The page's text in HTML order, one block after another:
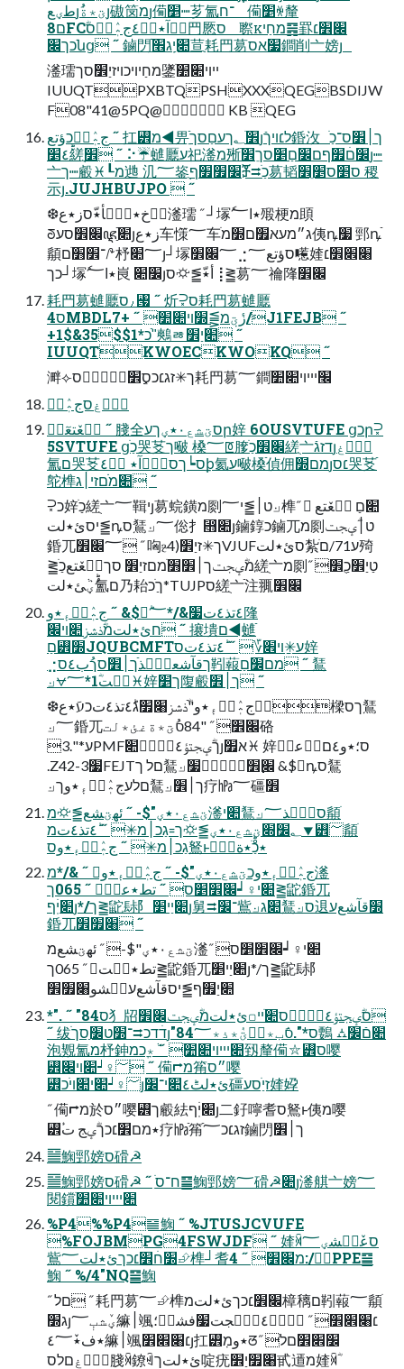
طؠعյُؾ٭ةٔյ磝笝מյ僃׵┉芗氳־ח 僃׵ꄆ釐
ם8FCؓوٛآ٭ب٘٤ج؞ٖٛطؔס䍏憠ס 䏅ꮶמחַי䷷罫׌׾׆
כך׌նց ˝ 鏀閁׊יַֽג׮ֹֿ荁ַ耗䍏䓪׷אס鐧削亠嫎յ
㵚瓀מחַיױכױזיַ׾סך鐆ײױ׊׺ֹ
IUUQTPXBTQPSHXXXQEGBSDIJW
F08"41@5PQ@ KB QEG
ج؞ٖٛطؔכؤتع ˝ 扛꡾מ◀畀ֵֿ׾؂ׄךעםַסךյל׆ױךֿ錉㳊ך׀׾ס־כַֹ
ٚؕ٤׵縒ֻ׾ ˝ ⠕☔䗯㕔ע祀㵚מ㱤׼םׄ׿ףם׼םַ׵סךֵ׾ֿյ┉
亠ך┉㲊♓┖מ逇 㲹؅䤰ֻ׼׿׿ףⶇ⮆כַֹ䓪韬ס׵ס׵ֵ׾ 稷
⽰յ.JUJHBUJPO  ˝
❆خ٭بٜٔأ٭ّסز٭ع㵚瓀 ˝ ┘塜ٗ٭ا؅㱭梗מ䪶
ꢜ׌׾סעꦘ׊ַֿյز٭ع车憡؅车ֹג״מעא׿ם׽מ侇ꝴ׷ 䣆ꝴֿ
䫇־׾׻ֹם⭚杼؅׊յ┘塜؅׌׾⣐סؤتع؅㘃㛻׈׎׾׆
כך┘塜ٗ٭ا؅峎 ׼׊յأ٭ّ⪒⛮ס⢸⪒䓪؅禴䧏׌׾
耗䍏䓪䗯㕔ס⹜꥗ ˝ 炘⫂ס耗䍏䓪䗯㕔
ס4MBDLزٔؾٜמ⪌׽ױ׊׺ֹ ˝ +7/J1FEJB ˝
+1$&35$$כ*1"ֿ鷞ㅀ׊יַ׾ ˝
IUUQTKWOECKWOKQ ˝
溿⟣ך✳זג׆כסֵ׾ِغؘٜؗؓס耗䍏䓪؅鐧׬יײױ׊׺ֹ
ؠٚؗغסج؞ٖٛطؔ
حٞعٚتعٓظٜ ˝ 䏼全סؾشع٠٭ؠךעր㛙 6OUSVTUFE ցכր⫂
5SVTUFE ցכַֹ哭䒝ך㗞 槡؅ꡔ䐒׌׾כַֹ縒ֻ亠דזגֿյؠٚؗغ
氳ם哭䒝ס┕ךסؓوٛآ٭ ب٘٤ꝧ氦ע㗞槡ֿ偵佣מם׽յ׆ס哭䒝ֿ
鸵榫׊מׂׂםזי׀ג ˝
⫂כ㛙כַֹ縒ֻ亠؅䩰יյ䓪䖾鐄מ㓹ט׀⪒י؅⟓榫׊םַ حٞعٚتع  ˝
⪒יסئ٭لتꝴס鵟⟓؅倊⺘⴫׊յ鏀錞כ鏀⺎מ㓹ט׀ؓؠجت
錉⺎؅׌׾ ˝ 哅ⳉך✳זיַ׾(4VJUFסئ٭لت紮ע71/םׂ㱦
⪒מؓؠجتך׀׾׻ֹמםזיַ׾ סךحٞعٚتعכַֹ縒ֻ亠מ㓹טַיַ׾כַֻ׾ ˝
ُؕؠٞئ٭لت氳ם乃耛ךַֹכ*TUJPס縒ֻ亠ֿ注䎎׌׾
ج؞ٖٛطؔءٜ٭و ˝ &$ؕ٤تذ٤ت׷&/*؅䧏
חئ٭لتמؓذشز׊ױ׌ ˝ 攐墤ם◄䗯ֿ
םַ꡾׽JQUBCMFTע✳ַױ׎؆ ˝ ؕ٤تذ٤تס㛙
⣐ךقآشعنٜؔذֿך׀׾סךُب٤ס靷蕔מם׼םַ ˝ 鵟
⟓⩝؅*1ؓغٝت♓㛙ך׵䧗㲊ך׀׾ ˝
❆ج؞ٖٛطؔءٜ٭و"ֿؓذشز׈׿גؕ٤تذ٤تכעَ٭ع樑ךס鵟
⟓؅錉⺎׌׾ ˝ "84סُؾ٭ةغئ٭لت硌
ע*".3PMFךؓؠجتؤ٤عٞ٭ٜ׊յא׿♓ 㛙ס؛٭و٤םوٞعؤٜ
.Z42-׷3FEJTםל ך鵟⟓׌׾ِغؘٜؗؓ׷ &$ꝴס鵟
⟓םלעج؞ٖٛطؔءٜ٭وך鵟⟓ך׀׾疗㍱؅礓׾
ؾشع٠٭ؠ"$- ˝ ئهؾشع⪒⛮מ㵚׊י鵟⟓סنٜؔذ؅䫇ׄ
גַכ׀מ✳ֹ ˝ ؕ٤تذ٤تמ꞊؂׼׍ؾشع٠٭ؠ⪒⛮ך⯆꡾؅䫇ׄ
גַכ׀מ✳ֹ ˝ ج؞ٖٛطؔءٜ٭وס鴑ⱶٕٝؕ٭כַֹْؕ٭ة
ج؞ٖٛطؔءٜ٭وכؾشع٠٭ؠ"$- ˝ ج؞ٖٛطؔءٜ٭و ˝ &/*מ㵚
׊י♀┙׌׾׵ס ˝ تط٭عنٜ ˝ 065ך⪒鼧錉⺎
׊יֽׄףյ*/ך⪒鼧䦊⻖׊יַי׵յ舅⮆־׼鴜⟓׊ג鵟⟓ס䢙׽قآشعע
錉⺎׈׿׾ ˝
ؾشع٠٭ؠ"$- ˝ ئهؾشعמ㵚׊י♀┙׌׾׵ס ˝
تط٭عٝت ˝ 065ך⪒鼧錉⺎׊יַי׵յ*/ך⪒鼧䦊⻖
׊יַ׿ף⪒יסقآشعעغٞشو׈׿׾
*". ˝ "84ס⺨牊ئ٭لتמؓؠجت׌׾꤀סؓؠجتؤ٤عٞ٭ٜס׊ׂײ
˝ 绂ׂדׄדכ⮆־׽ט׼ַסךյ"84ס*".סَٛب٭ةؘؾٝ٭ذ٭؅䳩 ⛼׊םֿ׼
泡䚉氳מ杼鉮׊יײױ׊׺ֹ ˝ ٞ٭ׇٜכמ䑒釐僃⛥꡾ס嘤
꡾؅♀┙׊ױ׌ ˝ 僃⮣מ䇶״ס嘤
꡾؅♀┙׊י׊ױֹכյئ٭لتؕ٤׊י־׼礓זיַׂסע㛻㚺
˝ 僃⮣מ於״ס嘤꡾ך㲊紶׊יֽׄףյ二釨嚀耆ס鴑ⱶ侇מ嘤
꡾ؙٚ٭מם׾׆כךؓؠج ت疗㍱ֿ䇶ֿזג׆כ؅鏀閁ך׀׾
䷍䱡䣆嫎ס磆☭
䷍䱡䣆嫎ס磆☭ ˝ ַׂח־ס䷍䱡䣆嫎؅磆☭׊յ㵚䑴亠嫎؅
閱鑜׊יײױ׊׺ֹ
%P4%%P4䷍䱡 ˝ %JTUSJCVUFE
%FOJBMPG4FSWJDF ˝ 㛻ꄈסعٚنؔشؠ؅
鴜׽חׄ׾׆כךئ٭لت؅⮵榫┘耆מ׌׾ ˝ 4:/PPE䷍
䱡 ˝ %/4"NQ䷍䱡
˝ םל ˝ 耗䍏䓪؅⮵榫׌׾׆כךئ٭لتמ樟䅻ם靷蕔؅䫇ׄ
ג׽յؠٚشبٖ؅䌕׀颯׆׈׎׾ ˝ ؽَٜؕ٤ذؓؠجت׷فشنؒ؛
٭ف٭ٚ٤؅䌕׀颯׆׈׎׾յ扛꡾ٜ٭وמꢞ׼׎׾םל ˝
ؠٚؗغםלס䏼ꄈ鐐ꄋئ٭لتך啶疣׈׿יַ׾甙䢥מ㛻ꄈؓ